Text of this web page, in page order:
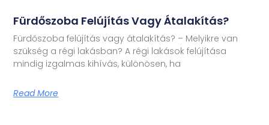
Fürdőszoba Felújítás Vagy Átalakítás?
Fürdőszoba felújítás vagy átalakítás? – Melyikre van
szükség a régi lakásban? A régi lakások felújítása
mindig izgalmas kihívás, különösen, ha
Read More